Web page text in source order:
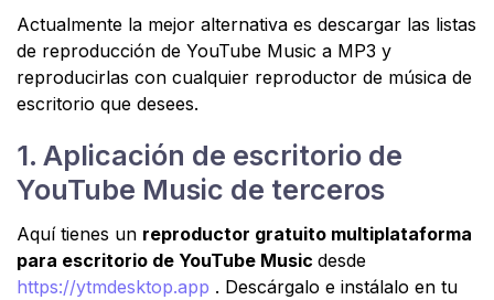
Actualmente la mejor alternativa es descargar las listas
de reproducción de YouTube Music a MP3 y
reproducirlas con cualquier reproductor de música de
escritorio que desees.
1. Aplicación de escritorio de
YouTube Music de terceros
Aquí tienes un reproductor gratuito multiplataforma
para escritorio de YouTube Music desde
https://ytmdesktop.app . Descárgalo e instálalo en tu